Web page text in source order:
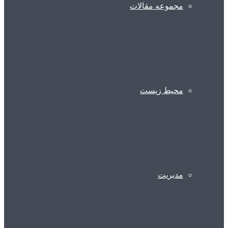
مجموعه مقالات
محیط زیست
مدیریت